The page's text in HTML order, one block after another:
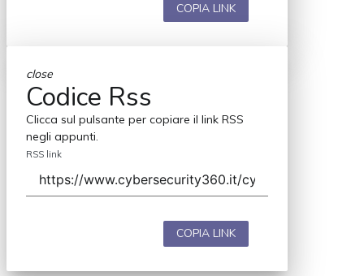
COPIA LINK
close
Codice Rss
Clicca sul pulsante per copiare il link RSS
negli appunti.
RSS link
COPIA LINK